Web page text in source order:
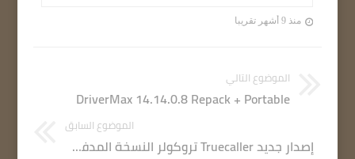
منذ 9 أشهر تقريبا
الموضوع التالي
DriverMax 14.14.0.8 Repack + Portable
الموضوع السابق
إصدار جديد Truecaller تروكولر النسخة المدفوعة (الذهبية) والجديدة مع جميع الميزات الذهبية